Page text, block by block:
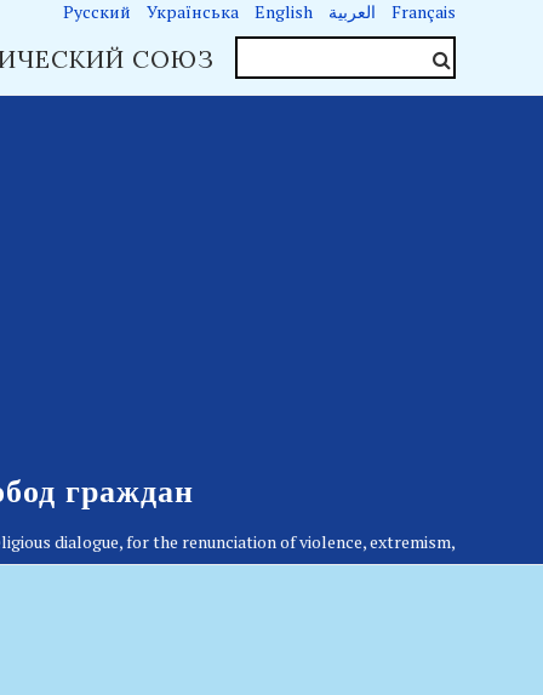
Русский Українська English العربية Français
СОЮЗ
граждан